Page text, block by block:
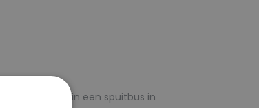
met autolak in een spuitbus in